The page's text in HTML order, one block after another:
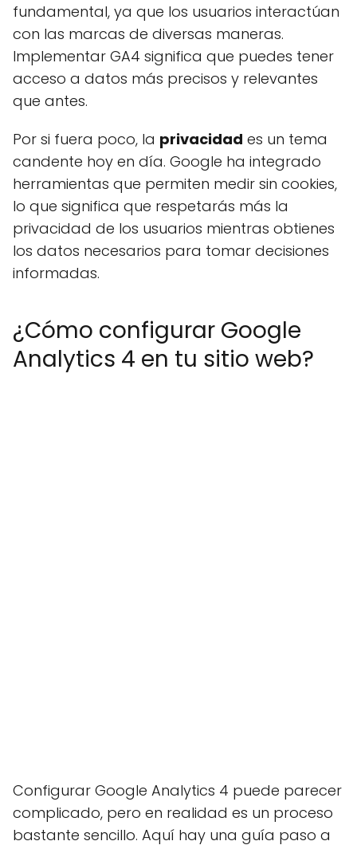
fundamental, ya que los usuarios interactúan
con las marcas de diversas maneras.
Implementar GA4 significa que puedes tener
acceso a datos más precisos y relevantes
que antes.
Por si fuera poco, la privacidad es un tema
candente hoy en día. Google ha integrado
herramientas que permiten medir sin cookies,
lo que significa que respetarás más la
privacidad de los usuarios mientras obtienes
los datos necesarios para tomar decisiones
informadas.
¿Cómo configurar Google
Analytics 4 en tu sitio web?
Configurar Google Analytics 4 puede parecer
complicado, pero en realidad es un proceso
bastante sencillo. Aquí hay una guía paso a